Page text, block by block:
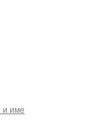
и име